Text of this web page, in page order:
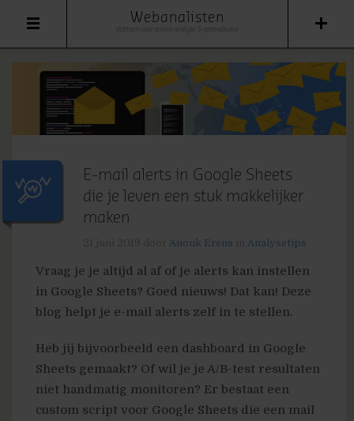
Webanalisten
E-mail alerts in Google Sheets
die je leven een stuk makkelijker
maken
Anouk Erens Analysetips
Vraag je je altijd al af of je alerts kan instellen
in Google Sheets? Goed nieuws! Dat kan! Deze
blog helpt je e-mail alerts zelf in te stellen.
Heb jij bijvoorbeeld een dashboard in Google
Sheets gemaakt? Of wil je je A/B-test resultaten
niet handmatig monitoren? Er bestaat een
custom script voor Google Sheets die een mail